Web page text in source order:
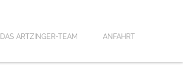
DAS ARTZINGER-TEAM ANFAHRT